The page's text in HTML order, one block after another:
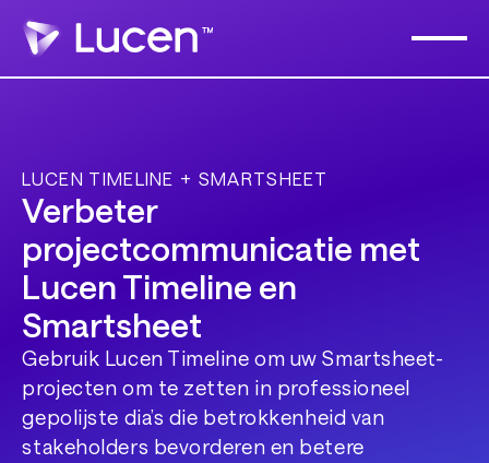
LUCEN TIMELINE + SMARTSHEET
Verbeter
projectcommunicatie met
Lucen Timeline en
Smartsheet
Gebruik Lucen Timeline om uw Smartsheet-
projecten om te zetten in professioneel
gepolijste dia’s die betrokkenheid van
stakeholders bevorderen en betere